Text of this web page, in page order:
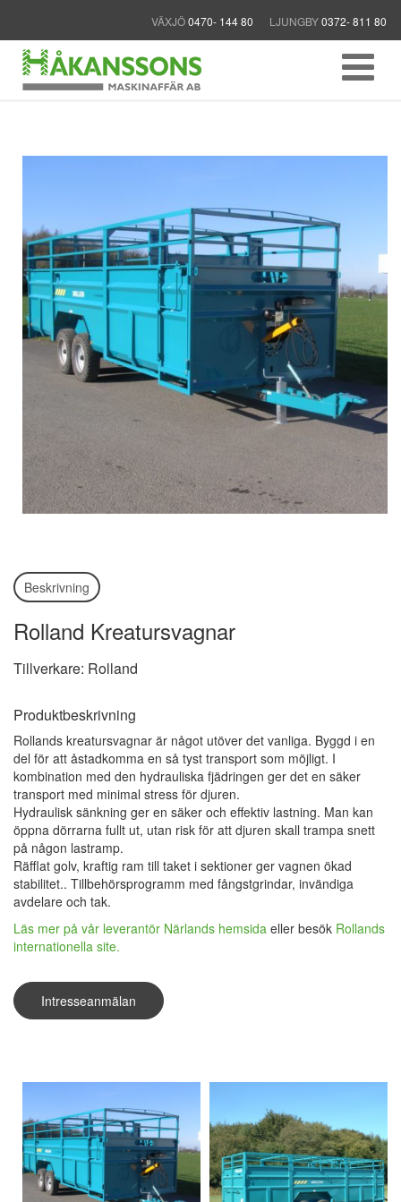
VÄXJÖ0470- 144 80 LJUNGBY0372- 811 80
Beskrivning
Rolland Kreatursvagnar
Tillverkare: Rolland
Produktbeskrivning
Rollands kreatursvagnar är något utöver det vanliga. Byggd i en
del för att åstadkomma en så tyst transport som möjligt. I
kombination med den hydrauliska fjädringen ger det en säker
transport med minimal stress för djuren.
Hydraulisk sänkning ger en säker och effektiv lastning. Man kan
öppna dörrarna fullt ut, utan risk för att djuren skall trampa snett
på någon lastramp.
Räfflat golv, kraftig ram till taket i sektioner ger vagnen ökad
stabilitet.. Tillbehörsprogramm med fångstgrindar, invändiga
avdelare och tak.
Läs mer på vår leverantör Närlands hemsida eller besök Rollands
internationella site.
Intresseanmälan